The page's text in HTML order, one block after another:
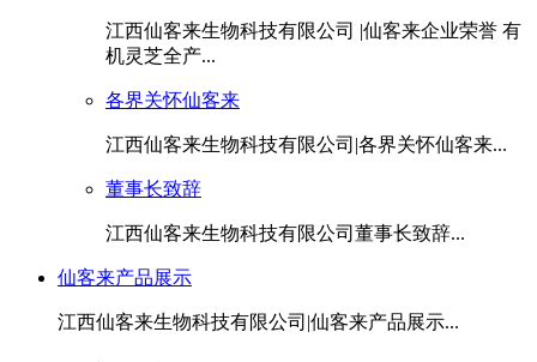
江西仙客来生物科技有限公司 |仙客来企业荣誉 有
机灵芝全产...
各界关怀仙客来
江西仙客来生物科技有限公司|各界关怀仙客来...
董事长致辞
江西仙客来生物科技有限公司董事长致辞...
仙客来产品展示
江西仙客来生物科技有限公司|仙客来产品展示...